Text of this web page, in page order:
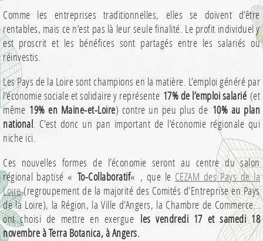
Comme les entreprises traditionnelles, elles se doivent d’être
rentables, mais ce n’est pas là leur seule finalité. Le profit individuel y
est proscrit et les bénéfices sont partagés entre les salariés ou
réinvestis.
Les Pays de la Loire sont champions en la matière. L’emploi généré par
l’économie sociale et solidaire y représente 17% de l’emploi salarié (et
même 19% en Maine-et-Loire) contre un peu plus de 10% au plan
national. C’est donc un pan important de l’économie régionale qui
niche ici.
Ces nouvelles formes de l’économie seront au centre du salon
régional baptisé « To-Collaboratif« , que le CEZAM des Pays de la
Loire(regroupement de la majorité des Comités d’Entreprise en Pays
de la Loire), la Région, la Ville d’Angers, la Chambre de Commerce…
ont choisi de mettre en exergue les vendredi 17 et samedi 18
novembre à Terra Botanica, à Angers.